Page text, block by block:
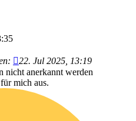
22. Jul 2025, 13:19
nicht anerkannt werden
mich aus.